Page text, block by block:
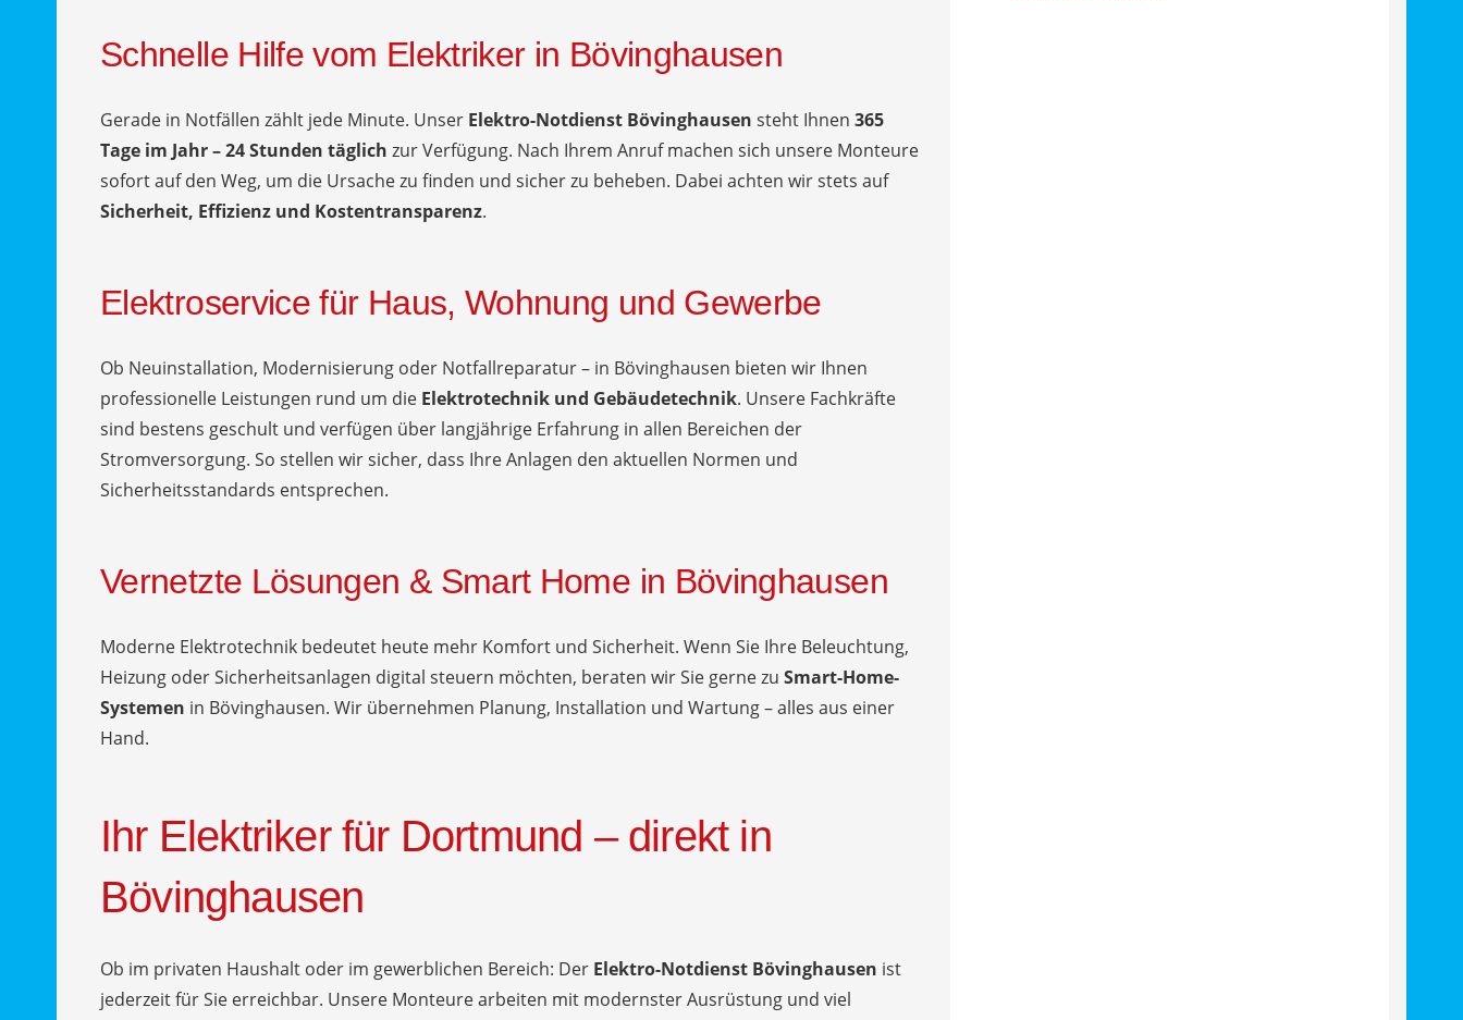
Schnelle Hilfe vom Elektriker in Bövinghausen
Gerade in Notfällen zählt jede Minute. Unser Elektro-Notdienst Bövinghausen steht Ihnen 365
Tage im Jahr – 24 Stunden täglich zur Verfügung. Nach Ihrem Anruf machen sich unsere Monteure
sofort auf den Weg, um die Ursache zu finden und sicher zu beheben. Dabei achten wir stets auf
Sicherheit, Effizienz und Kostentransparenz.
Elektroservice für Haus, Wohnung und Gewerbe
Ob Neuinstallation, Modernisierung oder Notfallreparatur – in Bövinghausen bieten wir Ihnen
professionelle Leistungen rund um die Elektrotechnik und Gebäudetechnik. Unsere Fachkräfte
sind bestens geschult und verfügen über langjährige Erfahrung in allen Bereichen der
Stromversorgung. So stellen wir sicher, dass Ihre Anlagen den aktuellen Normen und
Sicherheitsstandards entsprechen.
Vernetzte Lösungen & Smart Home in Bövinghausen
Moderne Elektrotechnik bedeutet heute mehr Komfort und Sicherheit. Wenn Sie Ihre Beleuchtung,
Heizung oder Sicherheitsanlagen digital steuern möchten, beraten wir Sie gerne zu Smart-Home-
Systemen in Bövinghausen. Wir übernehmen Planung, Installation und Wartung – alles aus einer
Hand.
Ihr Elektriker für Dortmund – direkt in
Bövinghausen
Ob im privaten Haushalt oder im gewerblichen Bereich: Der Elektro-Notdienst Bövinghausen ist
jederzeit für Sie erreichbar. Unsere Monteure arbeiten mit modernster Ausrüstung und viel